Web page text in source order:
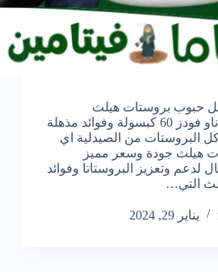
حبوب بروستات هيلث
prostate-health من ناو فودز 60 كبسولة وفوائد مذهلة
البروستات من الصيدلية اي
هيلث جودة وسعر مميز
لدعم وتعزيز البروستاتا وفوائد
التي…
يناير 29, 2024